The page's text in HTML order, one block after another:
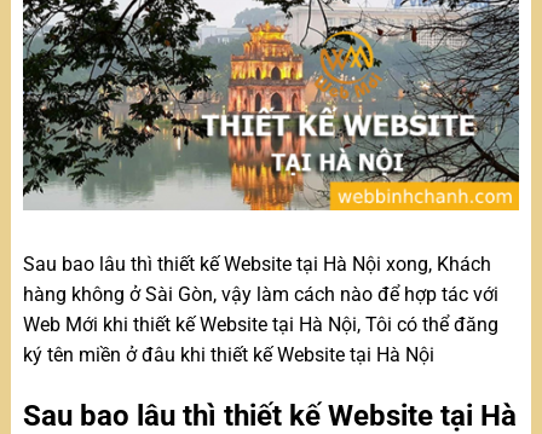
Sau bao lâu thì thiết kế Website tại Hà Nội xong, Khách
hàng không ở Sài Gòn, vậy làm cách nào để hợp tác với
Web Mới khi thiết kế Website tại Hà Nội, Tôi có thể đăng
ký tên miền ở đâu khi thiết kế Website tại Hà Nội
Sau bao lâu thì thiết kế Website tại Hà